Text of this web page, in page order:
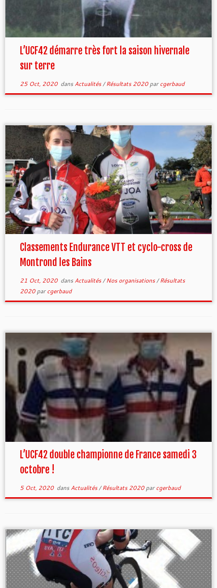
L’UCF42 démarre très fort la saison hivernale
sur terre
25 Oct, 2020dans Actualités/Résultats 2020parcgerbaud
Classements Endurance VTT et cyclo-cross de
Montrond les Bains
21 Oct, 2020dans Actualités/Nos organisations/Résultats
2020parcgerbaud
L’UCF42 double championne de France samedi 3
octobre !
5 Oct, 2020dans Actualités/Résultats 2020parcgerbaud